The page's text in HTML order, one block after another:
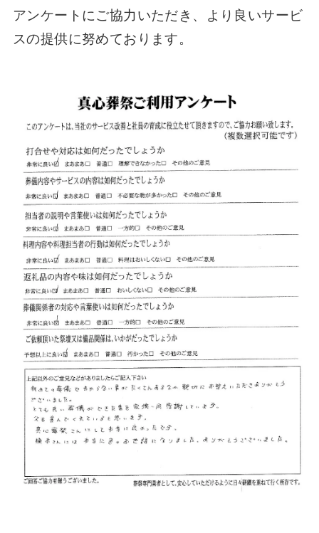
アンケートにご協力いただき、より良いサービ
スの提供に努めております。